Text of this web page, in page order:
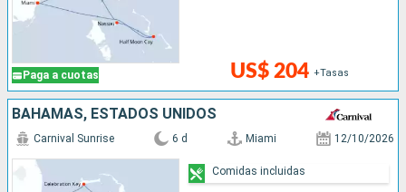
Paga a cuotas US$ 204 +Tasas
BAHAMAS, ESTADOS UNIDOS
Carnival Sunrise 6 d Miami 12/10/2026
Comidas incluidas